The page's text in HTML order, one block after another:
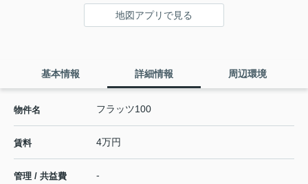
地図アプリで見る
基本情報 詳細情報 周辺環境
物件名 フラッツ100
賃料 4万円
管理 / 共益費 -